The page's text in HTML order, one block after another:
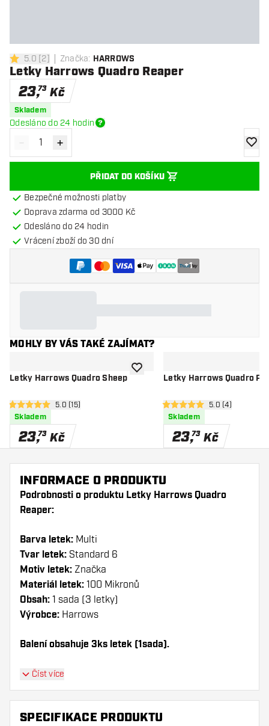
5 hodnoticí hvězdičky
5.0 [2] Značka: HARROWS
Letky Harrows Quadro Reaper
23,73 Kč
Skladem
Odesláno do 24 hodin
Snížit množství
- Zvýšit množství
+
PŘIDAT DO KOŠÍKU
Bezpečné možnosti platby
Doprava zdarma od 3000 Kč
Odesláno do 24 hodin
Vrácení zboží do 30 dní
+1
MOHLY BY VÁS TAKÉ ZAJÍMAT?
Letky Harrows Quadro Sheep
otevřít panel recenzí
5 hodnoticí hvězdičky
5.0 (15)
Skladem
23,73 Kč
Přidat do seznamu přání
Letky Harrows Quadro
otevřít panel
5 hodnoticí hvězdičky
5.0 (4)
Skladem
23,73 Kč
INFORMACE O PRODUKTU
Podrobnosti o produktu Letky Harrows Quadro
Reaper:
Barva letek: Multi
Tvar letek: Standard 6
Motiv letek: Značka
Materiál letek: 100 Mikronů
Obsah: 1 sada (3 letky)
Výrobce: Harrows
Balení obsahuje 3ks letek (1sada).
Dartshopper tip!
Ujistěte se, že máte po ruce dostatek letky a
násadky. Ty se mohou používáním poškodit
Číst více
SPECIFIKACE PRODUKTU